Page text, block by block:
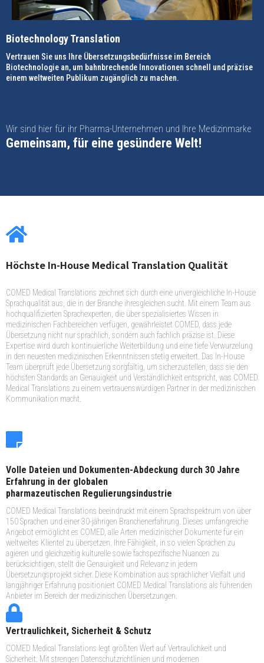
Biotechnology Translation
Vertrauen Sie uns Ihre Übersetzungsbedürfnisse im Bereich
Biotechnologie an, um bahnbrechende Innovationen schnell und präzise
einem weltweiten Publikum zugänglich zu machen.
Wir sind hier für ihr Pharma-Unternehmen und Ihre Medizinmarke
Gemeinsam, für eine gesündere Welt!
Höchste In-House Medical Translation Qualität
COMED Medical Translations zeichnet sich durch eine unvergleichliche In-House
Sprachqualität aus, die in der Branche ihresgleichen sucht. Mit einem Team aus
hochqualifizierten Sprachexperten, die über spezialisiertes Wissen in
medizinischen Fachbereichen verfügen, gewährleistet COMED, dass jede
Übersetzung nicht nur sprachlich, sondern auch fachlich präzise ist. Diese
Expertise wird durch kontinuierliche Weiterbildung und eine tiefe Verwurzelung
in den neuesten medizinischen Erkenntnissen stetig erweitert. Das In-House
Team überprüft jede Übersetzung sorgfältig, um sicherzustellen, dass sie den
höchsten Standards an Genauigkeit und Verständlichkeit entspricht, was COMED
Medical Translations zu einem vertrauenswürdigen Partner in der medizinischen
Kommunikation macht.
Volle Dateien und Dokumenten-Abdeckung durch 30 Jahre
Erfahrung in der globalen
pharmazeutischen Regulierungsindustrie
COMED Medical Translations beeindruckt mit einem Sprachspektrum von über
150 Sprachen und einer 30-jährigen Branchenerfahrung. Dieses umfangreiche
Angebot ermöglicht es COMED, alle Arten medizinischer Dokumente für ein
weltweites Klientel zu übersetzen. Ihre Fähigkeit, in so vielen Sprachen zu
agieren und gleichzeitig kulturelle sowie fachspezifische Nuancen zu
berücksichtigen, stellt die Genauigkeit und Relevanz in jedem
Übersetzungsprojekt sicher. Diese Kombination aus sprachlicher Vielfalt und
langjähriger Erfahrung positioniert COMED Medical Translations als führenden
Anbieter im Bereich der medizinischen Übersetzungen.
Vertraulichkeit, Sicherheit & Schutz
COMED Medical Translations legt größten Wert auf Vertraulichkeit und
Sicherheit. Mit strengen Datenschutzrichtlinien und modernen